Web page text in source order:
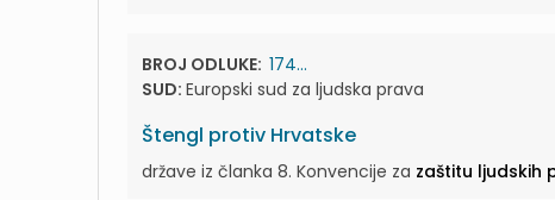
BROJ ODLUKE: 174...
SUD: Europski sud za ljudska prava
Štengl protiv Hrvatske
države iz članka 8. Konvencije za zaštitu ljudskih